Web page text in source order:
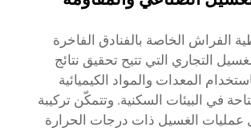
الفراش الخاصة بالفنادق الفاخرة
التجاري التي تتيح تحقيق نتائج
المعدات والمواد الكيميائية
في البيئات السكنية. وتتمكّن تركيبة
عمليات الغسيل ذات درجات الحرارة